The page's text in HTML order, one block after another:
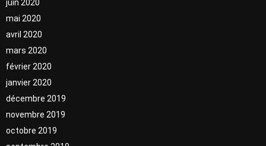
juin 2020
mai 2020
avril 2020
mars 2020
février 2020
janvier 2020
décembre 2019
novembre 2019
octobre 2019